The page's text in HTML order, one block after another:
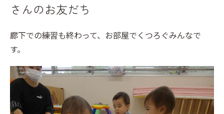
さんのお友だち
廊下での練習も終わって、お部屋でくつろぐみんなで
す。